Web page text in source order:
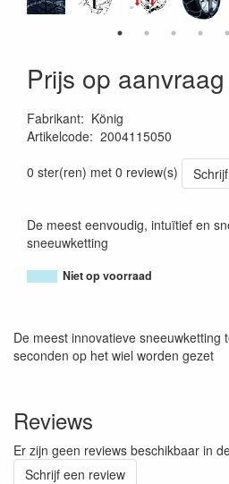
Prijs op aanvraag
Fabrikant: König
Artikelcode: 2004115050
0 ster(ren) met 0 review(s)
De meest eenvoudig, intuïtief en
sneeuwketting
Niet op voorraad
De meest innovatieve sneeuwketting
seconden op het wiel worden gezet
Reviews
Er zijn geen reviews beschikbaar in
Schrijf een review